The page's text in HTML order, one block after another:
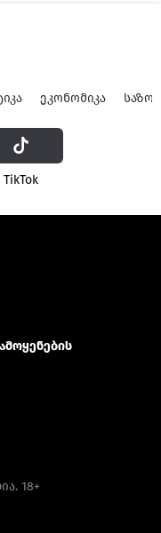
ᲔᲙᲝᲜᲝᲛᲘᲙᲐ
ТikТоk
18+